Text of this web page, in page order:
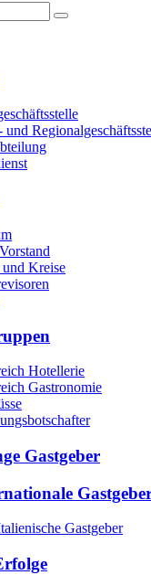
und
Kreise
Hotellerie
Gastronomie
Gastgeber
Gastgeber